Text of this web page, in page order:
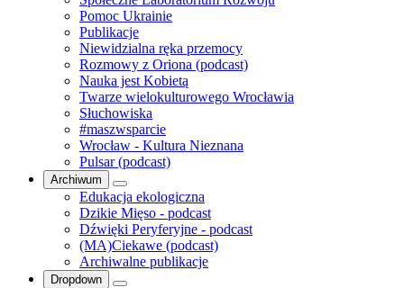
Pomoc Ukrainie
Publikacje
Niewidzialna ręka przemocy
Rozmowy z Oriona (podcast)
Nauka jest Kobietą
Twarze wielokulturowego Wrocławia
Słuchowiska
#maszwsparcie
Wrocław - Kultura Nieznana
Pulsar (podcast)
Archiwum
Edukacja ekologiczna
Dzikie Mięso - podcast
Dźwięki Peryferyjne - podcast
(MA)Ciekawe (podcast)
Archiwalne publikacje
Dropdown